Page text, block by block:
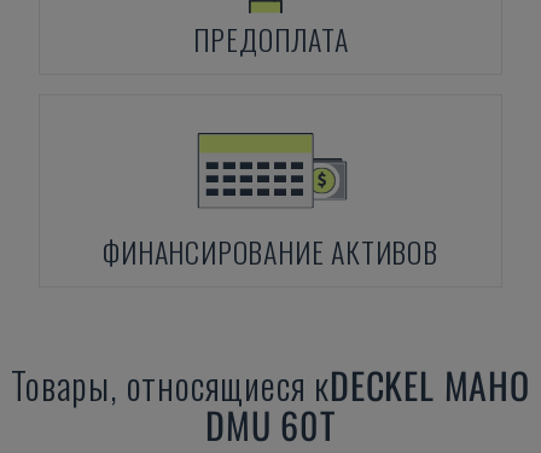
ПРЕДОПЛАТА
ФИНАНСИРОВАНИЕ АКТИВОВ
Товары, относящиеся кDECKEL MAHO
DMU 60T